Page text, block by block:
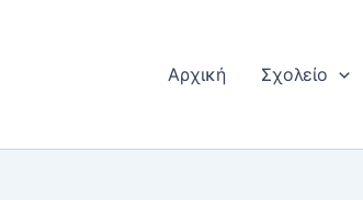
Αρχική Σχολείο